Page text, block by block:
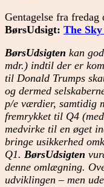
Gentagelse fra
BørsUdsigt: The
BørsUdsigten kan
mdr.) indtil der er
til Donald Trumps
og dermed
p/e værdier, samtidig
fremrykket til Q4
medvirke til en øget
bringe usikkerhed
Q1. BørsUdsigten
denne omlægning.
udviklingen – men